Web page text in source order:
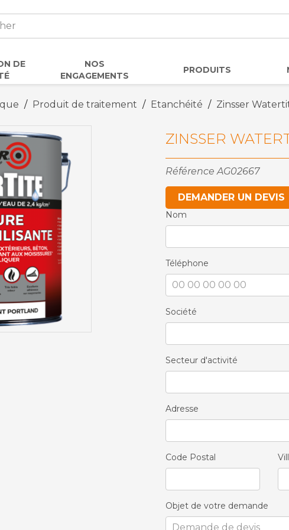
DE
NOS
ENGAGEMENTS
PRODUITS
Produit de traitement Etanchéité Zinsser
ZINSSER
Référence AG02667
DEMANDER UN DEVIS
Nom
Téléphone
Société
Secteur d'activité
Adresse
Code Postal
Objet de votre demande